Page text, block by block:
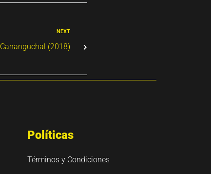
NEXT
Cananguchal (2018)
Políticas
Términos y Condiciones